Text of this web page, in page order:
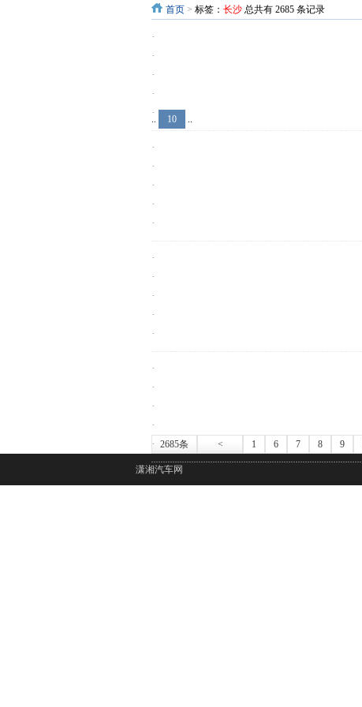
首页 > 标签： 长沙 总共有 2685 条记录
·
·
·
·
·
·
·
·
·
·
·
·
·
·
·
·
·
·
·
· 2685条 < 1
..
6 7 8 9
10 ..
潇湘汽车网